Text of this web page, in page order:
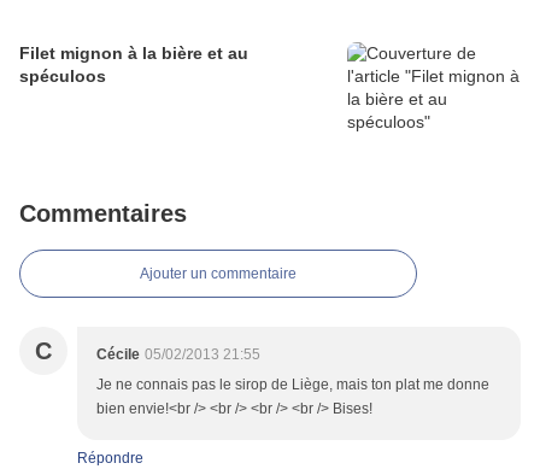
Filet mignon à la bière et au
spéculoos
Commentaires
Ajouter un commentaire
C Cécile 05/02/2013 21:55
Je ne connais pas le sirop de Liège, mais ton plat me donne
bien envie!<br /> <br /> <br /> <br /> Bises!
Répondre